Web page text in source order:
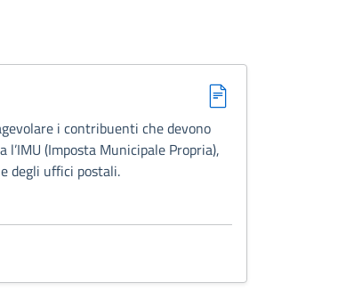
i contribuenti che devono
(Imposta Municipale Propria),
degli uffici postali.
editabile